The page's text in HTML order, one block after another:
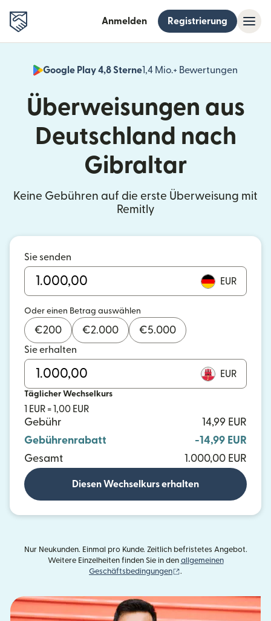
Anmelden Registrierung
Google Play 4,8 Sterne1,4 Mio.+ Bewertungen
Überweisungen aus
Deutschland nach
Gibraltar
Keine Gebühren auf die erste Überweisung mit
Remitly
Sie senden
EUR
Oder einen Betrag auswählen
€200 €2.000 €5.000
Sie erhalten
EUR
Täglicher Wechselkurs
1 EUR = 1,00 EUR
Gebühr
14,99 EUR
Gebührenrabatt
-14,99 EUR
Gesamt
1.000,00 EUR
Diesen Wechselkurs erhalten
Nur Neukunden. Einmal pro Kunde. Zeitlich befristetes Angebot.
Weitere Einzelheiten finden Sie in den allgemeinen
Geschäftsbedingungen
.